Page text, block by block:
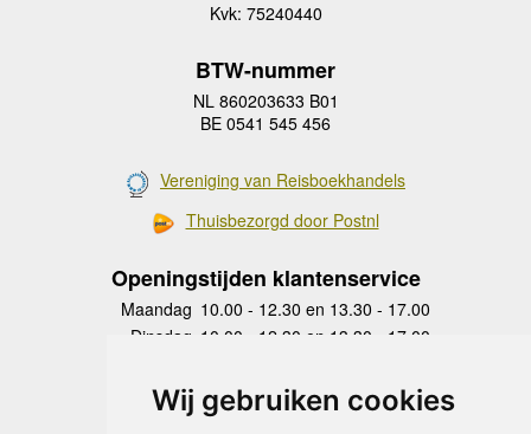
Wij gebruiken cookies
Kvk: 75240440
BTW-nummer
NL 860203633 B01
BE 0541 545 456
Vereniging van Reisboekhandels
Thuisbezorgd door Postnl
Openingstijden klantenservice
Maandag 10.00 - 12.30 en 13.30 - 17.00
Dinsdag 10.00 - 12.30 en 13.30 - 17.00
Donderdag
10.00 - 12.30 en 13.30 - 17.00
Vrijdag 10.00 - 12.30 en 13.30 - 17.00